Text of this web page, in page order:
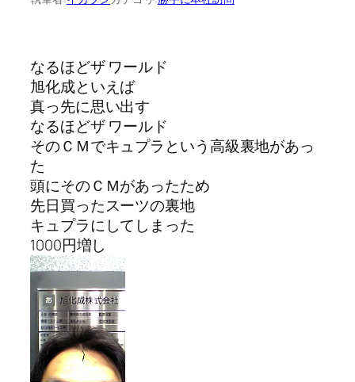
なるほどザ ワールド
旭化成といえば
真っ先に思い出す
なるほどザ ワールド
そのＣＭでキュプラという高級裏地があっ
た
頭にそのＣＭがあったため
先日買ったスーツの裏地
キュプラにしてしまった
1000円増し